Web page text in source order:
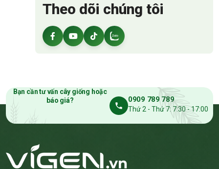
Theo dõi chúng tôi
Bạn cần tư vấn cây giống hoặc
báo giá?
0909 789 789
Thứ 2 - Thứ 7: 7:30 - 17:00